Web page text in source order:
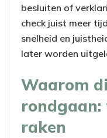
besluiten of
check juist meer
snelheid en
later worden
Waarom
rondgaan:
raken